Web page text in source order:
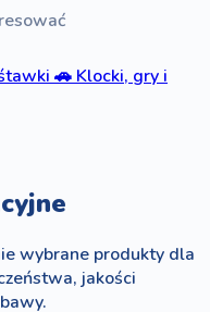
🚗 Klocki, gry i
wybrane produkty dla
jakości